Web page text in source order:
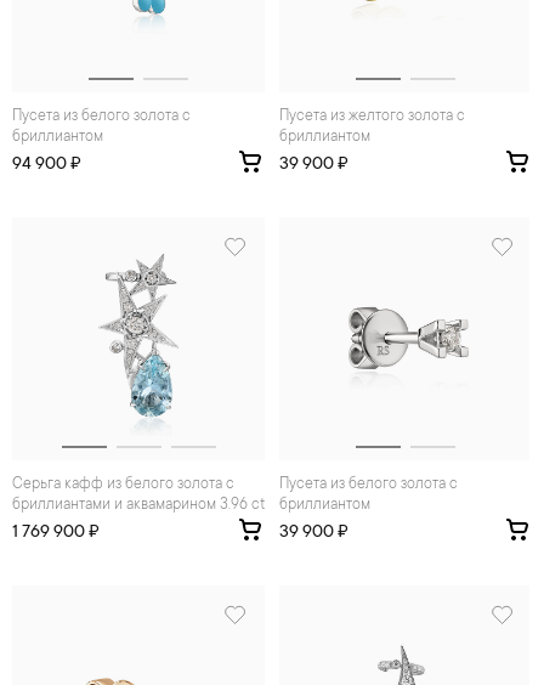
Пусета из белого золота с
бриллиантом
94 900 ₽
Пусета из желтого золота с
бриллиантом
39 900 ₽
Серьга кафф из белого золота с
бриллиантами и аквамарином 3.96 ct
1 769 900 ₽
Пусета из белого золота с
бриллиантом
39 900 ₽